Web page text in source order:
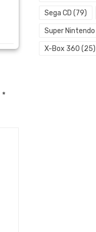
*
Sega CD (79)
Super Nintendo
X-Box 360 (25)